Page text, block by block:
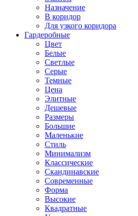
Назначение
В коридор
Для узкого коридора
Гардеробные
Цвет
Белые
Светлые
Серые
Темные
Цена
Элитные
Дешевые
Размеры
Большие
Маленькие
Стиль
Минимализм
Классические
Скандинавские
Современные
Форма
Высокие
Квадратные